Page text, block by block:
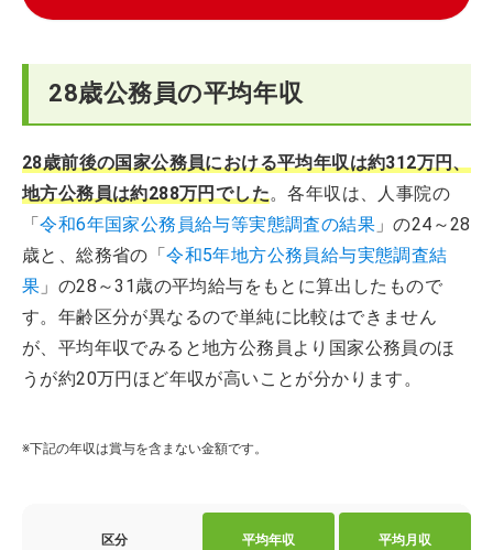
28歳公務員の平均年収
28歳前後の国家公務員における平均年収は約312万円、
地方公務員は約288万円でした。各年収は、人事院の
「令和6年国家公務員給与等実態調査の結果 」の24～28
歳と、総務省の「令和5年地方公務員給与実態調査結
果 」の28～31歳の平均給与をもとに算出したもので
す。年齢区分が異なるので単純に比較はできません
が、平均年収でみると地方公務員より国家公務員のほ
うが約20万円ほど年収が高いことが分かります。
※下記の年収は賞与を含まない金額です。
区分 平均年収 平均月収